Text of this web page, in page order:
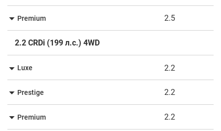
Premium 2.5
2.2 CRDi (199 л.с.) 4WD
Luxe 2.2
Prestige 2.2
Premium 2.2